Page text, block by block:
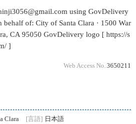
using GovDelivery
of: City of Santa Clara · 1500 War
CA 95050 GovDelivery logo [ https://s
]
Web Access No. 3650211
Clara [言語] 日本語